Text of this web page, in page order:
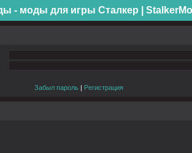
- моды для игры Сталкер |
Забыл пароль | Регистрация